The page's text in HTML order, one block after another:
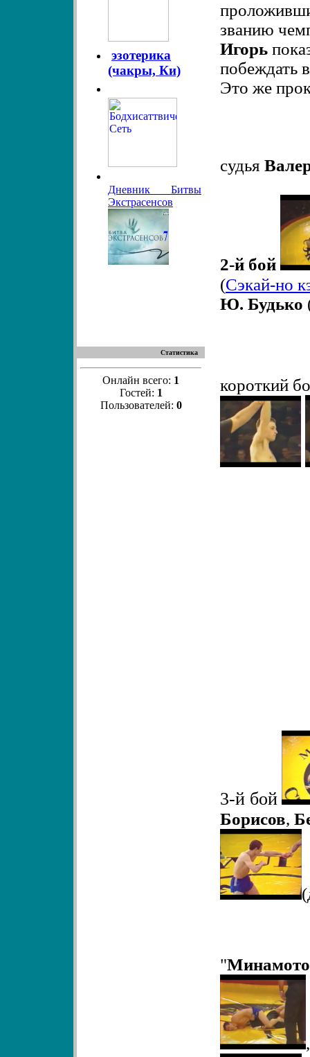
эзотерика
(чакры, Ки)
Дневник Битвы
Экстрасенсов
Статистика
Онлайн всего: 1
Гостей: 1
Пользователей: 0
званию
Игорь
побеждать
Это же
судья
2-й бой
(Сэкай-но
Ю. Будько
короткий
3-й бой
Борисов,
"Минамото